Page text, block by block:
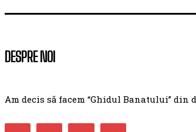
DESPRE NOI
Am decis să facem “Ghidul Banatului”